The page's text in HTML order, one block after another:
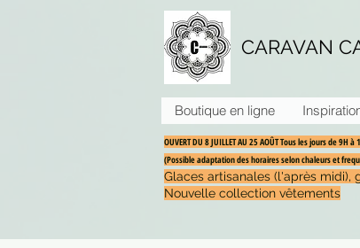
CARAVAN
Boutique en ligne
OUVERT DU 8 JUILLET AU 25 AOÛT Tous les jours de
(Possible adaptation des horaires selon chaleurs et
Glaces artisanales (l'après midi),
Nouvelle collection vêtements